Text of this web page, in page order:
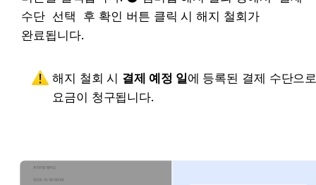
수단 선택
후 확인 버튼 클릭 시 해지 철회가
완료됩니다.
해지 철회 시 결제 예정 일에 등록된 결제 수단으
요금이 청구됩니다.